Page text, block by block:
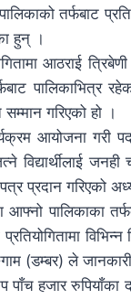
तर्फबाट
हुन् ।
आठराई
पालिकाभित्र
गरिएको हो ।
आयोजना गरी
विद्यार्थीलाई
प्रदान गरिएको
आफ्नो पालिकाका
(डम्बर) ले
पाँच हजार